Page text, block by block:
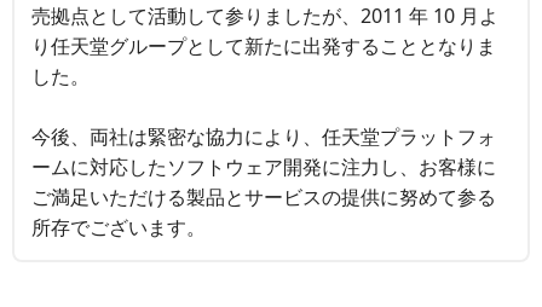
売拠点として活動して参りましたが、2011 年 10 月よ
り任天堂グループとして新たに出発することとなりま
した。
今後、両社は緊密な協力により、任天堂プラットフォ
ームに対応したソフトウェア開発に注力し、お客様に
ご満足いただける製品とサービスの提供に努めて参る
所存でございます。